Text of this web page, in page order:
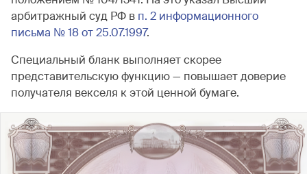
арбитражный суд РФ в п. 2 информационного
письма № 18 от 25.07.1997.
Специальный бланк выполняет скорее
представительскую функцию — повышает доверие
получателя векселя к этой ценной бумаге.